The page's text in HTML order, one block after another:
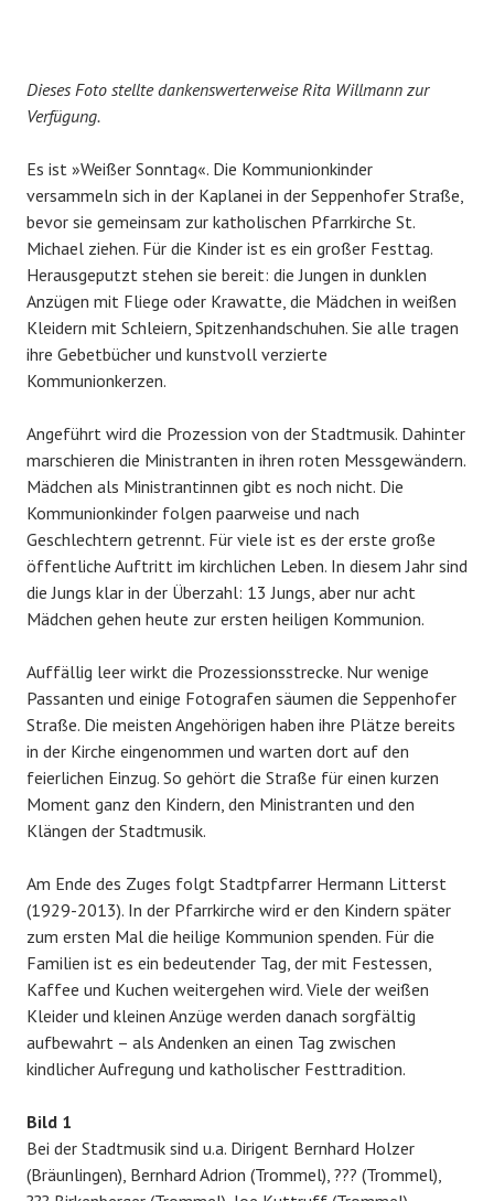
Dieses Foto stellte dankenswerterweise Rita Willmann zur
Verfügung.
Es ist »Weißer Sonntag«. Die Kommunionkinder
versammeln sich in der Kaplanei in der Seppenhofer Straße,
bevor sie gemeinsam zur katholischen Pfarrkirche St.
Michael ziehen. Für die Kinder ist es ein großer Festtag.
Herausgeputzt stehen sie bereit: die Jungen in dunklen
Anzügen mit Fliege oder Krawatte, die Mädchen in weißen
Kleidern mit Schleiern, Spitzenhandschuhen. Sie alle tragen
ihre Gebetbücher und kunstvoll verzierte
Kommunionkerzen.
Angeführt wird die Prozession von der Stadtmusik. Dahinter
marschieren die Ministranten in ihren roten Messgewändern.
Mädchen als Ministrantinnen gibt es noch nicht. Die
Kommunionkinder folgen paarweise und nach
Geschlechtern getrennt. Für viele ist es der erste große
öffentliche Auftritt im kirchlichen Leben. In diesem Jahr sind
die Jungs klar in der Überzahl: 13 Jungs, aber nur acht
Mädchen gehen heute zur ersten heiligen Kommunion.
Auffällig leer wirkt die Prozessionsstrecke. Nur wenige
Passanten und einige Fotografen säumen die Seppenhofer
Straße. Die meisten Angehörigen haben ihre Plätze bereits
in der Kirche eingenommen und warten dort auf den
feierlichen Einzug. So gehört die Straße für einen kurzen
Moment ganz den Kindern, den Ministranten und den
Klängen der Stadtmusik.
Am Ende des Zuges folgt Stadtpfarrer Hermann Litterst
(1929-2013). In der Pfarrkirche wird er den Kindern später
zum ersten Mal die heilige Kommunion spenden. Für die
Familien ist es ein bedeutender Tag, der mit Festessen,
Kaffee und Kuchen weitergehen wird. Viele der weißen
Kleider und kleinen Anzüge werden danach sorgfältig
aufbewahrt – als Andenken an einen Tag zwischen
kindlicher Aufregung und katholischer Festtradition.
Bild 1
Bei der Stadtmusik sind u.a. Dirigent Bernhard Holzer
(Bräunlingen), Bernhard Adrion (Trommel), ??? (Trommel),